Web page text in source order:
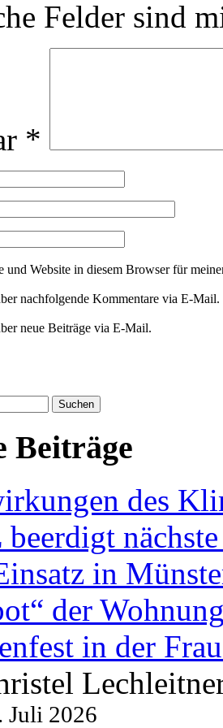
Felder sind
*
und Website in diesem Browser für
nachfolgende Kommentare via E-Mail.
neue Beiträge via E-Mail.
Beiträge
des
in
der
in der
Juli 2026